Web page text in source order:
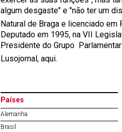
algum desgaste" e "não ter um
Natural de Braga e licenciado
Deputado em 1995, na VII
Presidente do Grupo
Lusojornal, aqui.
Países
Alemanha
Brasil